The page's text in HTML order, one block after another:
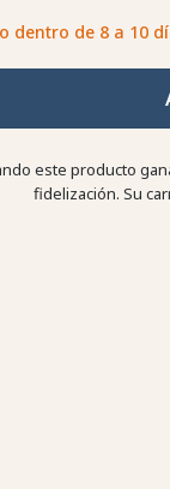
dentro de 8 a 10
este producto
fidelización. Su